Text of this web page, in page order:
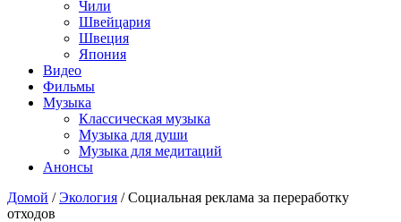
Чили
Швейцария
Швеция
Япония
Видео
Фильмы
Музыка
Классическая музыка
Музыка для души
Музыка для медитаций
Анонсы
Домой / Экология / Социальная реклама за переработку
отходов